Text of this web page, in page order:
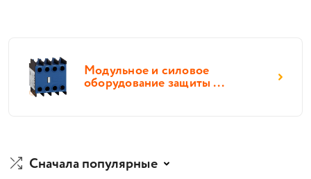
Модульное и силовое
оборудование защиты ...
Сначала популярные